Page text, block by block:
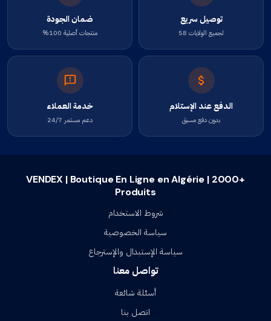
توصيل سريع
لجميع الولايات 58
ضمان الجودة
منتجات أصلية 100%
الدفع عند الإستلام
بدون دفع مسبق
خدمة العملاء
دعم مستمر 24/7
VENDEX | Boutique En Ligne en Algérie | 2000+
Produits
شروط الاستخدام
سياسة الخصوصية
سياسة الإستبدال والإسترجاع
تواصل معنا
أسئلة شائعة
اتصل بنا